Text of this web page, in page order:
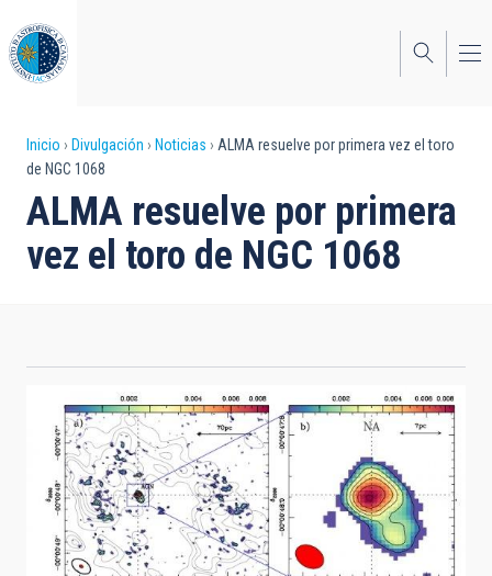
al
contenido
principal
Sobrescribir
enlaces
de
ayuda
Inicio Divulgación Noticias
ALMA resuelve por primera vez el toro
de NGC 1068
ALMA resuelve por primera
vez el toro de NGC 1068